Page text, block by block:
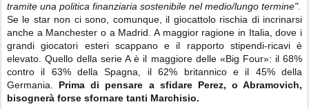
tramite una politica finanziaria sostenibile nel medio/lungo termine".
Se le star non ci sono, comunque, il giocattolo rischia di incrinarsi
anche a Manchester o a Madrid. A maggior ragione in Italia, dove i
grandi giocatori esteri scappano e il rapporto stipendi-ricavi è
elevato. Quello della serie A è il maggiore delle «Big Four»: il 68%
contro il 63% della Spagna, il 62% britannico e il 45% della
Germania. Prima di pensare a sfidare Perez, o Abramovich,
bisognerà forse sfornare tanti Marchisio.